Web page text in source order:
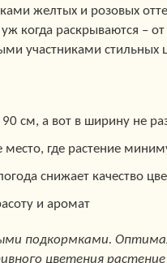
желтых и розовых
когда раскрываются –
участниками
см, а вот в ширину не
где растение
снижает качество
и аромат
подкормками.
цветения